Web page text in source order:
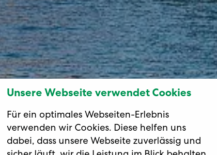
Unsere Webseite verwendet Cookies
Für ein optimales Webseiten-Erlebnis
verwenden wir Cookies. Diese helfen uns
dabei, dass unsere Webseite zuverlässig und